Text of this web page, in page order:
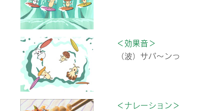
＜効果音＞
（波）サパ～ンっ
＜ナレーション＞